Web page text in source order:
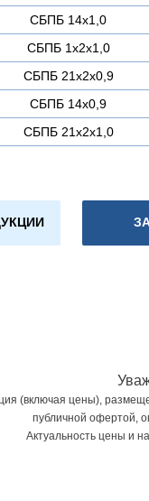
СБПБ 14х1,0
СБПБ 1х2х1,0
СБПБ 21х2х0,9
СБПБ 14х0,9
СБПБ 21х2х1,0
(включая цены),
публичной офертой,
Актуальность цены и